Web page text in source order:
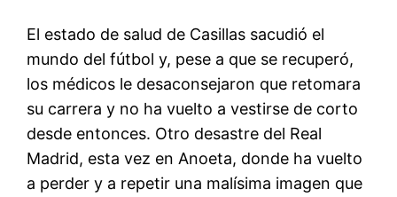
El estado de salud de Casillas sacudió el
mundo del fútbol y, pese a que se recuperó,
los médicos le desaconsejaron que retomara
su carrera y no ha vuelto a vestirse de corto
desde entonces. Otro desastre del Real
Madrid, esta vez en Anoeta, donde ha vuelto
a perder y a repetir una malísima imagen que